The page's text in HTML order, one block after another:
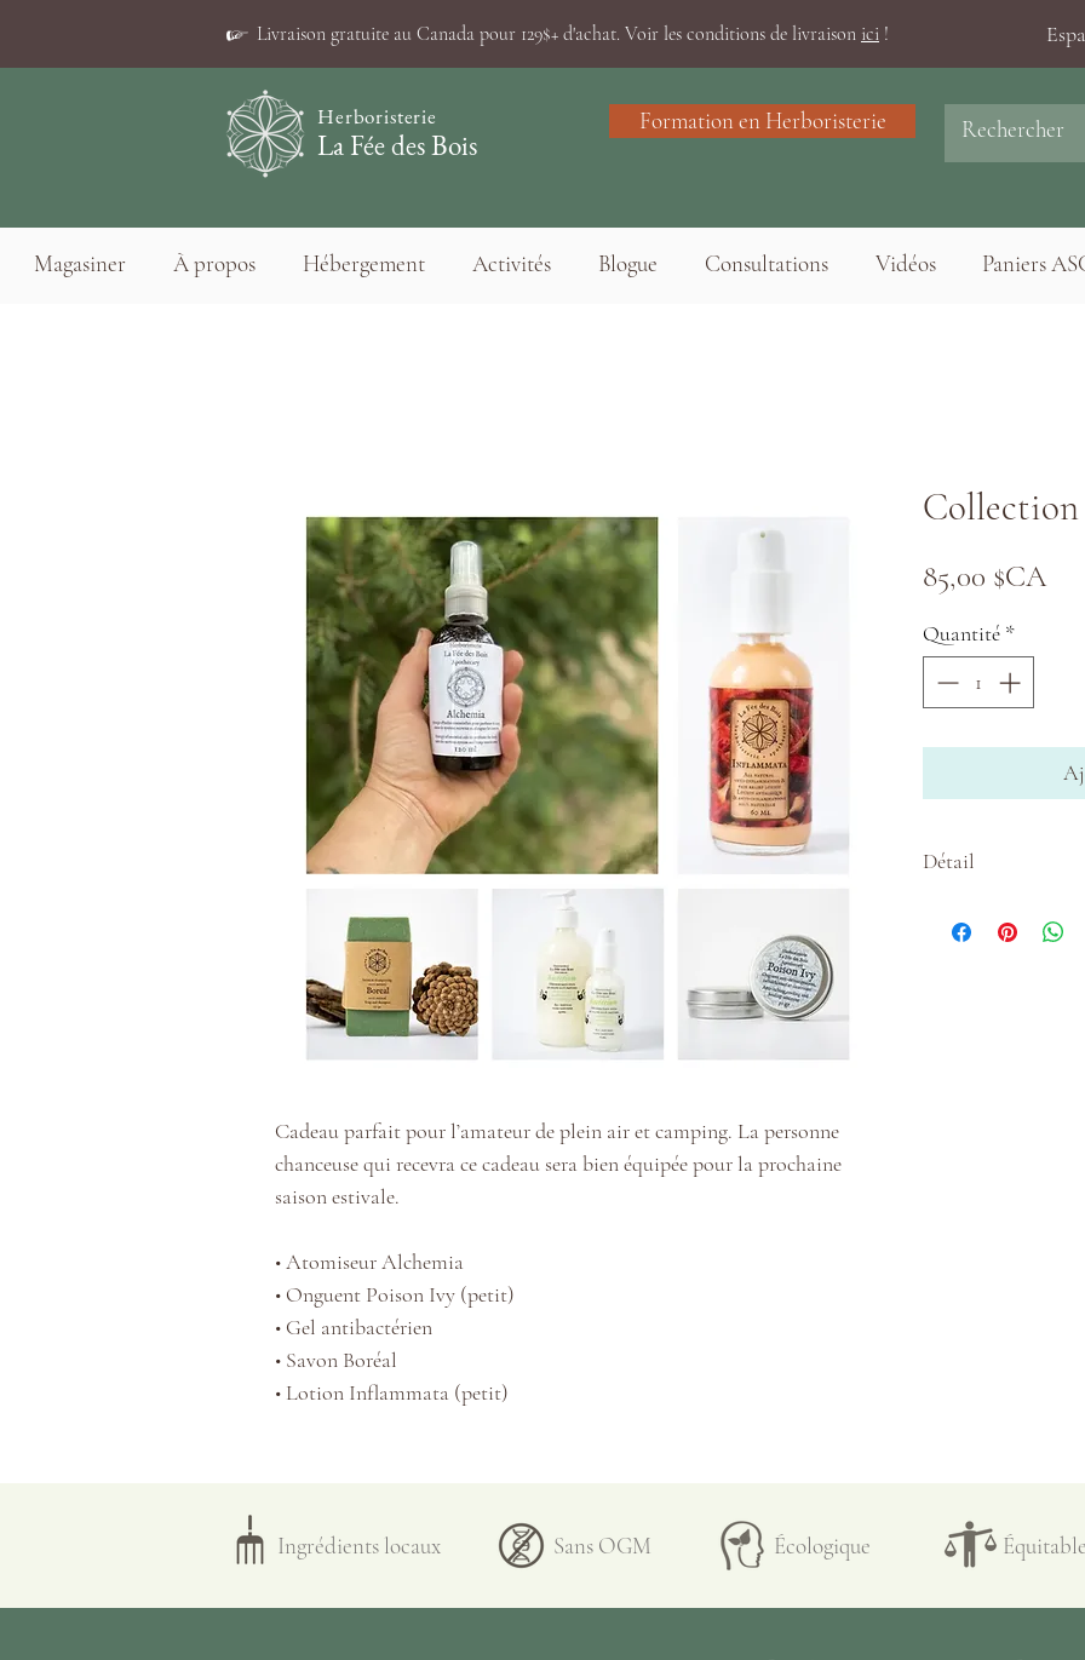
☞ Livraison gratuite au Canada pour 129$+ d'achat. Voir les conditions de livraison ici !
Herboristerie
La Fée des Bois
Formation en Herboristerie
Magasiner À propos Hébergement Activités Blogue Consultations Vidéos Paniers
Cadeau parfait pour l’amateur de plein air et camping. La personne
chanceuse qui recevra ce cadeau sera bien équipée pour la prochaine
saison estivale.
• Atomiseur Alchemia
• Onguent Poison Ivy (petit)
• Gel antibactérien
• Savon Boréal
• Lotion Inflammata (petit)
85,00 $CA
Quantité *
Détail
apporter lors des
☞ Pour bien
simplement se
Ingrédients locaux Sans OGM Écologique